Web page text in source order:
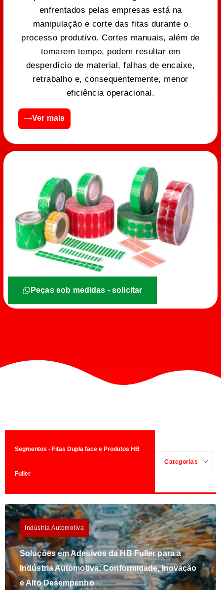
enfrentados pelas empresas está na
manipulação e corte das fitas durante o
processo produtivo. Cortes manuais, além de
tomarem tempo, podem resultar em
desperdício de material, falhas de encaixe,
retrabalho e, consequentemente, menor
eficiência operacional.
Ver mais
Peças sob medidas - solicitar
Segmentos - Fitas Dupla face e Produtos HB
Fuller
Categorias
Indústria Automotiva
Soluções em Adesivos da HB Fuller para a
Indústria Automotiva: Conformidade, Inovação
e Alto Desempenho